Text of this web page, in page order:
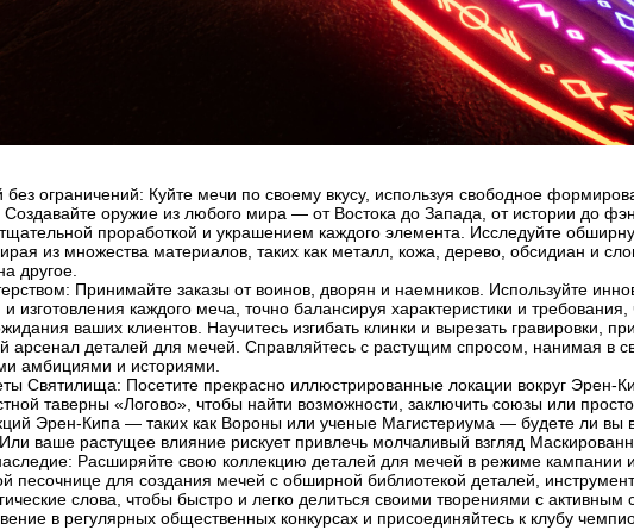
ограничений: Куйте мечи по своему вкусу, используя свободное
Создавайте оружие из любого мира — от Востока до Запада, от истории до
проработкой и украшением каждого элемента. Исследуйте
из множества материалов, таких как металл, кожа, дерево, обсидиан и
другое.
Принимайте заказы от воинов, дворян и наемников. Используйте
изготовления каждого меча, точно балансируя характеристики и
ваших клиентов. Научитесь изгибать клинки и вырезать гравировки,
арсенал деталей для мечей. Справляйтесь с растущим спросом, нанимая в
амбициями и историями.
Святилища: Посетите прекрасно иллюстрированные локации вокруг Эрен-
таверны «Логово», чтобы найти возможности, заключить союзы или
Эрен-Кипа — таких как Вороны или ученые Магистериума — будете ли вы
ваше растущее влияние рискует привлечь молчаливый взгляд
Расширяйте свою коллекцию деталей для мечей в режиме кампании и
песочнице для создания мечей с обширной библиотекой деталей,
слова, чтобы быстро и легко делиться своими творениями с
в регулярных общественных конкурсах и присоединяйтесь к клубу